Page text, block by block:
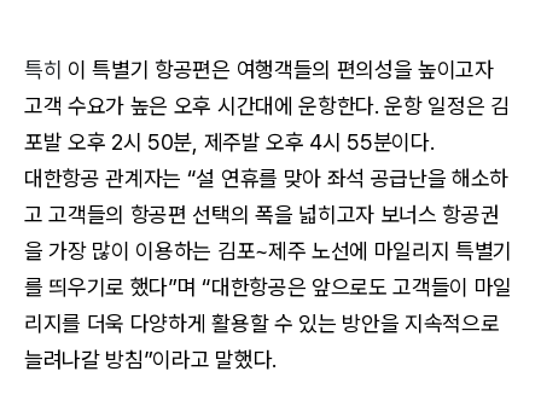
특히 이 특별기 항공편은 여행객들의 편의성을 높이고자
고객 수요가 높은 오후 시간대에 운항한다. 운항 일정은 김
포발 오후 2시 50분, 제주발 오후 4시 55분이다.
대한항공 관계자는 “설 연휴를 맞아 좌석 공급난을 해소하
고 고객들의 항공편 선택의 폭을 넓히고자 보너스 항공권
을 가장 많이 이용하는 김포~제주 노선에 마일리지 특별기
를 띄우기로 했다”며 “대한항공은 앞으로도 고객들이 마일
리지를 더욱 다양하게 활용할 수 있는 방안을 지속적으로
늘려나갈 방침”이라고 말했다.